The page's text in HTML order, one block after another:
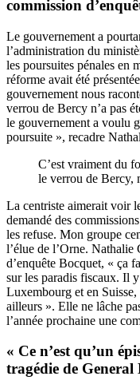
commission
Le gouvernement a
l’administration du
les poursuites pénales en
réforme avait été
gouvernement nous
verrou de Bercy n’a pas
le gouvernement a voulu
poursuite », recadre
C’est vraiment du
le verrou de Bercy,
La centriste aimerait voir
demandé des
les refuse. Mon groupe
l’élue de l’Orne.
d’enquête Bocquet, « ça
sur les paradis fiscaux. Il
Luxembourg et en Suisse,
ailleurs ». Elle ne lâche
l’année prochaine une
« Ce n’est qu’un
tragédie de